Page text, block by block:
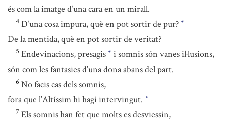
és com la imatge d’una cara en un mirall.
4 D’una cosa impura, què en pot sortir de pur? *
De la mentida, què en pot sortir de veritat?
5 Endevinacions, presagis * i somnis són vanes il·lusions,
són com les fantasies d’una dona abans del part.
6 No facis cas dels somnis,
fora que l’Altíssim hi hagi intervingut. *
7 Els somnis han fet que molts es desviessin,